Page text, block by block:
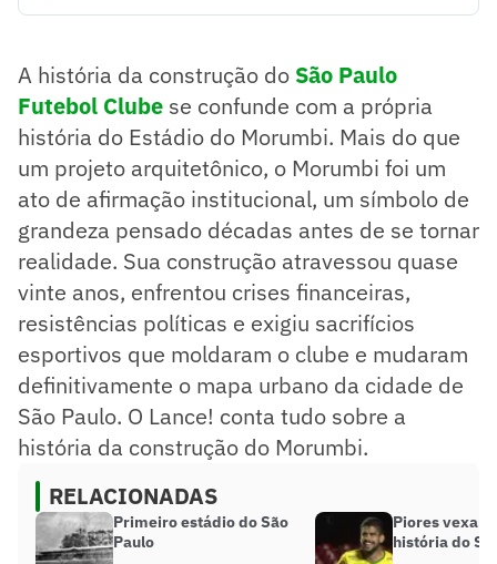
esportivos, moldando o clube.
O projeto arquitetônico, idealizado por João Batista
Vilanova Artigas, se tornou patrimônio histórico.
Resumo supervisionado pelo jornalista!
A história da construção do São Paulo
Futebol Clube se confunde com a própria
história do Estádio do Morumbi. Mais do que
um projeto arquitetônico, o Morumbi foi um
ato de afirmação institucional, um símbolo de
grandeza pensado décadas antes de se tornar
realidade. Sua construção atravessou quase
vinte anos, enfrentou crises financeiras,
resistências políticas e exigiu sacrifícios
esportivos que moldaram o clube e mudaram
definitivamente o mapa urbano da cidade de
São Paulo. O Lance! conta tudo sobre a
história da construção do Morumbi.
RELACIONADAS
Primeiro estádio do São
Paulo
Piores
história do